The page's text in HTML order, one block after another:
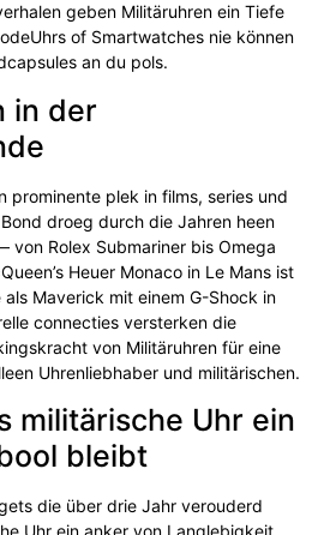
geben Militäruhren ein Tiefe
of Smartwatches nie können
an du pols.
in der
prominente plek in films, series und
droeg durch die Jahren heen
von Rolex Submariner bis Omega
Heuer Monaco in Le Mans ist
als Maverick mit einem G-Shock in
connecties versterken die
von Militäruhren für eine
Uhrenliebhaber und militärischen.
militärische Uhr ein
bleibt
die über drie Jahr verouderd
Uhr ein anker von Langlebigkeit.